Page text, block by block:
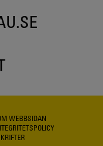
WEBBSIDAN